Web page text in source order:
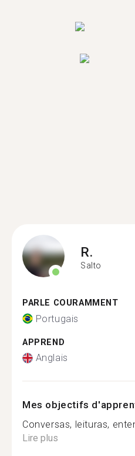
R.
Salto
PARLE COURAMMENT
Portugais
APPREND
Anglais
Mes objectifs
Conversas, leituras,
Lire plus